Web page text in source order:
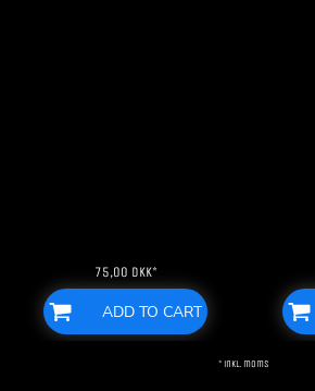
75,00 DKK*
ADD TO CART
* inkl. moms